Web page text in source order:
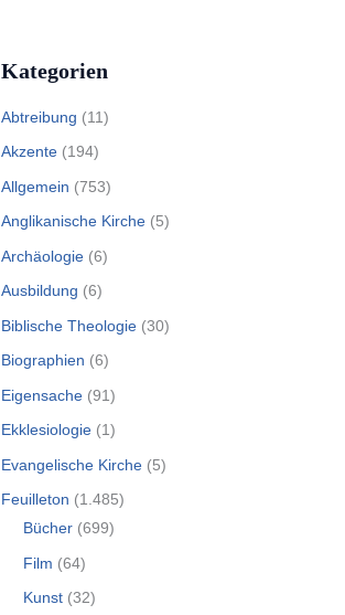
Kategorien
Abtreibung (11)
Akzente (194)
Allgemein (753)
Anglikanische Kirche (5)
Archäologie (6)
Ausbildung (6)
Biblische Theologie (30)
Biographien (6)
Eigensache (91)
Ekklesiologie (1)
Evangelische Kirche (5)
Feuilleton (1.485)
Bücher (699)
Film (64)
Kunst (32)